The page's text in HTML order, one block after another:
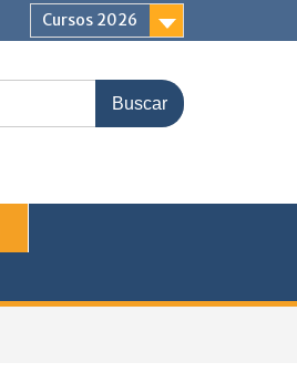
Cursos 2026